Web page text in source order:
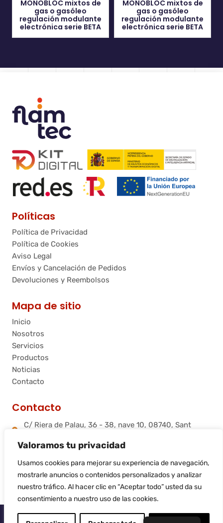
Valoramos tu privacidad
Usamos cookies para mejorar su experiencia de navegación,
mostrarle anuncios o contenidos personalizados y analizar
nuestro tráfico. Al hacer clic en “Aceptar todo” usted da su
consentimiento a nuestro uso de las cookies.
MONOBLOC mixtos de
gas o gasóleo
regulación modulante
electrónica serie BETA
MONOBLOC mixtos de
gas o gasóleo
regulación modulante
electrónica serie BETA
Políticas
Política de Privacidad
Política de Cookies
Aviso Legal
Envíos y Cancelación de Pedidos
Devoluciones y Reembolsos
Mapa de sitio
Inicio
Nosotros
Servicios
Productos
Noticias
Contacto
Contacto
C/ Riera de Palau, 36 - 38, nave 10, 08740, Sant
info@flamtec.es
+34 937 06 00 52
Flamtec Combustión Ibérica, S.L.
© 2025 Flamtec